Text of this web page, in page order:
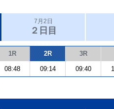
7月2日
２日目
1R 2R 3R
08:48 09:14 09:40